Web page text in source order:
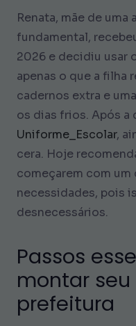
Renata, mãe de uma
fundamental,
2026 e decidiu usar
apenas o que a filha
cadernos extra e
os dias frios. Após a
Uniforme_Escolar,
cera. Hoje
começarem com
necessidades, pois
desnecessários.
Passos
montar
prefeitura